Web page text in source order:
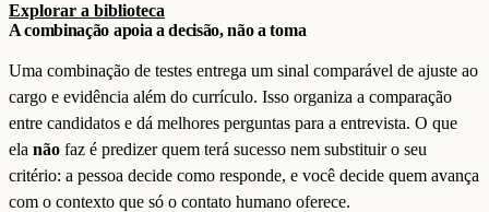
Explorar a biblioteca
A combinação apoia a decisão, não a toma
Uma combinação de testes entrega um sinal comparável de ajuste ao
cargo e evidência além do currículo. Isso organiza a comparação
entre candidatos e dá melhores perguntas para a entrevista. O que
ela não faz é predizer quem terá sucesso nem substituir o seu
critério: a pessoa decide como responde, e você decide quem avança
com o contexto que só o contato humano oferece.